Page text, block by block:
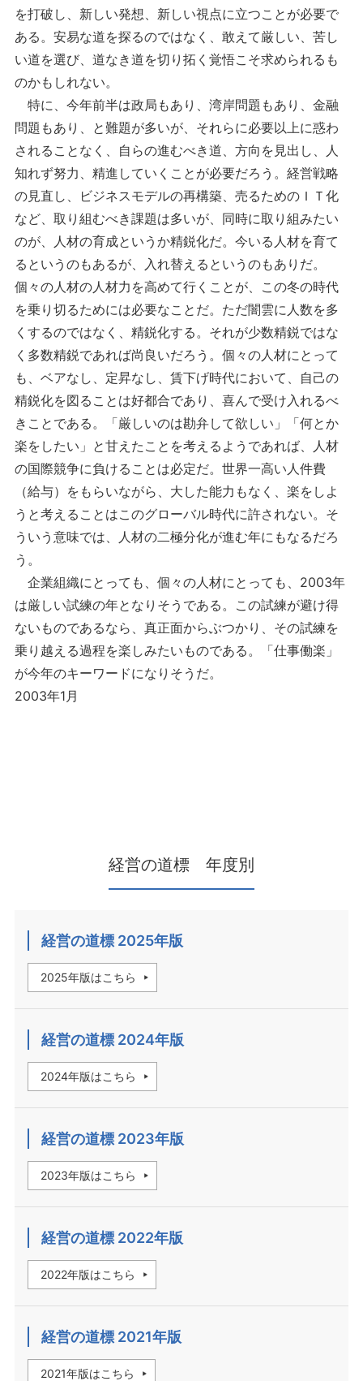
を打破し、新しい発想、新しい視点に立つことが必要で
ある。安易な道を探るのではなく、敢えて厳しい、苦し
い道を選び、道なき道を切り拓く覚悟こそ求められるも
のかもしれない。
特に、今年前半は政局もあり、湾岸問題もあり、金融
問題もあり、と難題が多いが、それらに必要以上に惑わ
されることなく、自らの進むべき道、方向を見出し、人
知れず努力、精進していくことが必要だろう。経営戦略
の見直し、ビジネスモデルの再構築、売るためのＩＴ化
など、取り組むべき課題は多いが、同時に取り組みたい
のが、人材の育成というか精鋭化だ。今いる人材を育て
るというのもあるが、入れ替えるというのもありだ。
個々の人材の人材力を高めて行くことが、この冬の時代
を乗り切るためには必要なことだ。ただ闇雲に人数を多
くするのではなく、精鋭化する。それが少数精鋭ではな
く多数精鋭であれば尚良いだろう。個々の人材にとって
も、ベアなし、定昇なし、賃下げ時代において、自己の
精鋭化を図ることは好都合であり、喜んで受け入れるべ
きことである。「厳しいのは勘弁して欲しい」「何とか
楽をしたい」と甘えたことを考えるようであれば、人材
の国際競争に負けることは必定だ。世界一高い人件費
（給与）をもらいながら、大した能力もなく、楽をしよ
うと考えることはこのグローバル時代に許されない。そ
ういう意味では、人材の二極分化が進む年にもなるだろ
う。
企業組織にとっても、個々の人材にとっても、2003年
は厳しい試練の年となりそうである。この試練が避け得
ないものであるなら、真正面からぶつかり、その試練を
乗り越える過程を楽しみたいものである。「仕事働楽」
が今年のキーワードになりそうだ。
2003年1月
経営の道標 年度別
経営の道標 2025年版
2025年版はこちら
経営の道標 2024年版
2024年版はこちら
経営の道標 2023年版
2023年版はこちら
経営の道標 2022年版
2022年版はこちら
経営の道標 2021年版
2021年版はこちら